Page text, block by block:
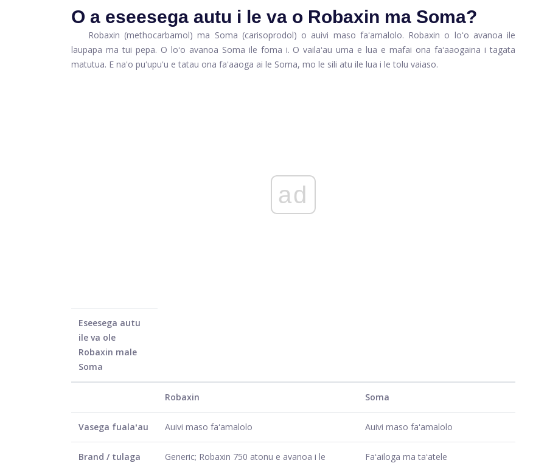
O a eseesega autu i le va o Robaxin ma Soma?
Robaxin (methocarbamol) ma Soma (carisoprodol) o auivi maso faʻamalolo. Robaxin o loʻo avanoa ile
laupapa ma tui pepa. O loʻo avanoa Soma ile foma i. O vailaʻau uma e lua e mafai ona faʻaaogaina i tagata
matutua. E naʻo puʻupuʻu e tatau ona faʻaaoga ai le Soma, mo le sili atu ile lua i le tolu vaiaso.
ad
Eseesega autu
ile va ole
Robaxin male
Soma
Robaxin Soma
Vasega fualaʻau Auivi maso faʻamalolo Auivi maso faʻamalolo
Brand / tulaga
Generic; Robaxin 750 atonu e avanoa i le
Faʻailoga ma taʻatele